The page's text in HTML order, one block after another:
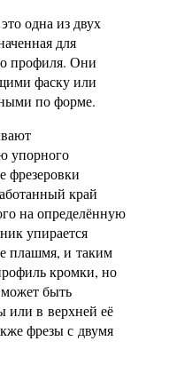
одна из двух
для
профиля. Они
фаску или
по форме.
упорного
фрезеровки
край
на определённую
упирается
плашмя, и таким
кромки, но
быть
или в верхней её
фрезы с двумя